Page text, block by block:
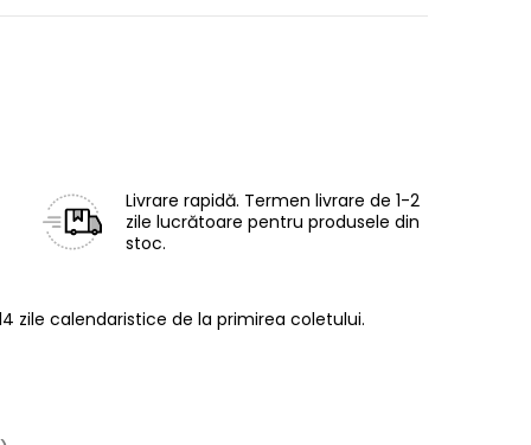
Livrare rapidă. Termen livrare de 1-2
zile lucrătoare pentru produsele din
stoc.
zile calendaristice de la primirea coletului.